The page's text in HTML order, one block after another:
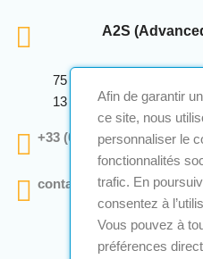
A2S
75 Avenue Marcellin
13 290 Aix En Provence
+33 (0)4 12 28 00 69
contact@a2s-atex.com
Afin de garantir
ce site, nous
personnaliser le
fonctionnalités
trafic. En
consentez à
Vous pouvez à
préférences